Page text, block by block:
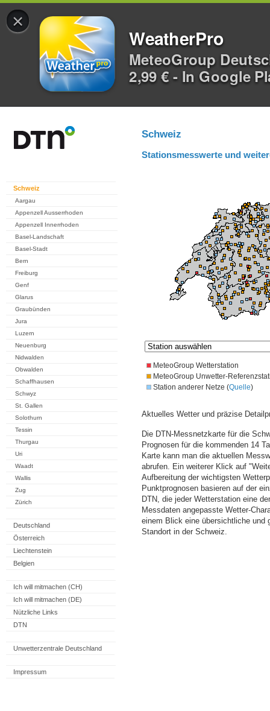
×
WeatherPro
MeteoGroup
2,99 € - In Google
Schweiz
Aargau
Appenzell Ausserrhoden
Appenzell Innerrhoden
Basel-Landschaft
Basel-Stadt
Bern
Freiburg
Genf
Glarus
Graubünden
Jura
Luzern
Neuenburg
Nidwalden
Obwalden
Schaffhausen
Schwyz
St. Gallen
Solothurn
Tessin
Thurgau
Uri
Waadt
Wallis
Zug
Zürich
Deutschland
Österreich
Liechtenstein
Belgien
Ich will mitmachen (CH)
Ich will mitmachen (DE)
Nützliche Links
DTN
Unwetterzentrale Deutschland
Impressum
Schweiz
Stationsmesswerte und
MeteoGroup Wetterstation
MeteoGroup Unwetter-
Station anderer Netze (Quelle)
Aktuelles Wetter und präzise
Die DTN-Messnetzkarte für die
Prognosen für die kommenden 14
Karte kann man die aktuellen
abrufen. Ein weiterer Klick auf
Aufbereitung der wichtigsten
Punktprognosen basieren auf der
DTN, die jeder Wetterstation eine
Messdaten angepasste Wetter-
einem Blick eine übersichtliche und
Standort in der Schweiz.